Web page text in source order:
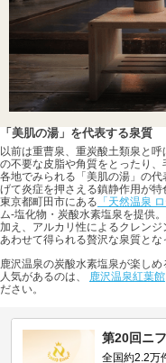
「美肌の湯」を代表する泉質
以前は重曹泉、重炭酸土類泉と
の不要な皮脂や角質をとったり、
各地でみられる「美肌の湯」の
げて炎症を押さえる鎮静作用が特
東京都町田市にある 「天然温泉
ム-塩化物・炭酸水素塩泉を提供
加え、アルカリ性によるクレン
あわせて得られる贅沢な泉質とな
鹿沢温泉の炭酸水素塩泉が楽し
人気があるのは、 鹿沢温泉紅葉館
ださい。
第20回ニ
全国約2.2万